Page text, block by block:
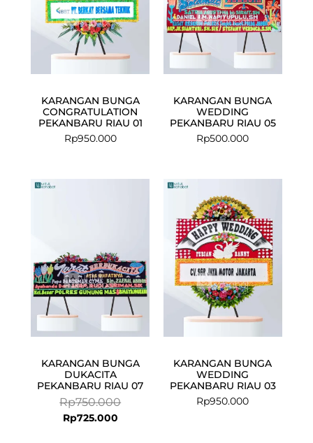
KARANGAN BUNGA
CONGRATULATION
PEKANBARU RIAU 01
Rp950.000
KARANGAN BUNGA
WEDDING
PEKANBARU RIAU 05
Rp500.000
KARANGAN BUNGA
DUKACITA
PEKANBARU RIAU 07
Rp750.000
Rp725.000
KARANGAN BUNGA
WEDDING
PEKANBARU RIAU 03
Rp950.000